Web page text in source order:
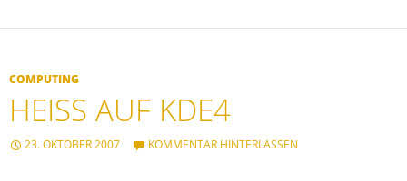
COMPUTING
HEISS AUF KDE4
23. OKTOBER 2007 KOMMENTAR HINTERLASSEN